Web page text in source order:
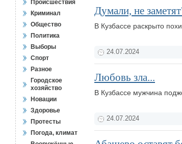
Происшествия
Криминал
Общество
Политика
Выборы
Спорт
Разное
Городское
хозяйство
Новации
Здоровье
Протесты
Погода, климат
Думали, не
В Кузбассе раскрыто
24.07.2024
Любовь зла...
В Кузбассе мужчина
24.07.2024